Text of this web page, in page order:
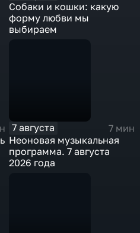
Собаки и кошки: какую
форму любви мы
выбираем
7 августа
7 мин
Неоновая музыкальная
программа. 7 августа
2026 года